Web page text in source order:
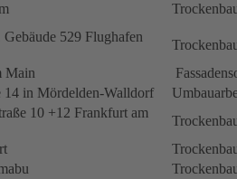
529 Flughafen
Main
14 in Mördelden-Walldorf
10 +12 Frankfurt am